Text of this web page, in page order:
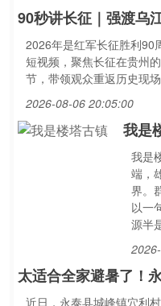
90秒讲长征｜强渡乌
2026年是红军长征胜利90
短视频，聚焦长征在贵州
节，带领观众重返历史现场
2026-08-06 20:05:00
我是
我是
端，
界。
以一
源半
太适合全家避暑了！
近日，永泰县城峰镇穴利